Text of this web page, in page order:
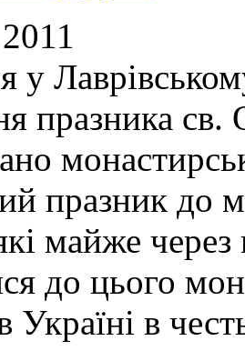
у
празника
празник до
майже через
до цього
Україні в